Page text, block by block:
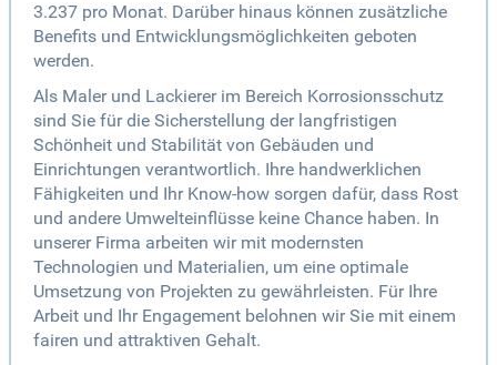
3.237 pro Monat. Darüber hinaus können zusätzliche
Benefits und Entwicklungsmöglichkeiten geboten
werden.
Als Maler und Lackierer im Bereich Korrosionsschutz
sind Sie für die Sicherstellung der langfristigen
Schönheit und Stabilität von Gebäuden und
Einrichtungen verantwortlich. Ihre handwerklichen
Fähigkeiten und Ihr Know-how sorgen dafür, dass Rost
und andere Umwelteinflüsse keine Chance haben. In
unserer Firma arbeiten wir mit modernsten
Technologien und Materialien, um eine optimale
Umsetzung von Projekten zu gewährleisten. Für Ihre
Arbeit und Ihr Engagement belohnen wir Sie mit einem
fairen und attraktiven Gehalt.